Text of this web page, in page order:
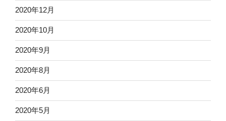
2020年12月
2020年10月
2020年9月
2020年8月
2020年6月
2020年5月